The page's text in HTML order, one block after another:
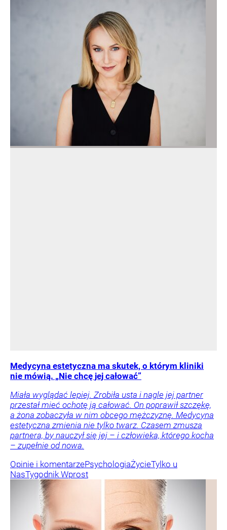
Medycyna estetyczna ma skutek, o którym kliniki
nie mówią. „Nie chcę jej całować”
Miała wyglądać lepiej. Zrobiła usta i nagle jej partner
przestał mieć ochotę ją całować. On poprawił szczękę,
a żona zobaczyła w nim obcego mężczyznę. Medycyna
estetyczna zmienia nie tylko twarz. Czasem zmusza
partnera, by nauczył się jej – i człowieka, którego kocha
– zupełnie od nowa.
Opinie i komentarzePsychologiaŻycieTylko u
NasTygodnik Wprost